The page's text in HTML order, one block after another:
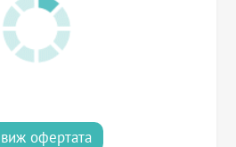
виж офертата